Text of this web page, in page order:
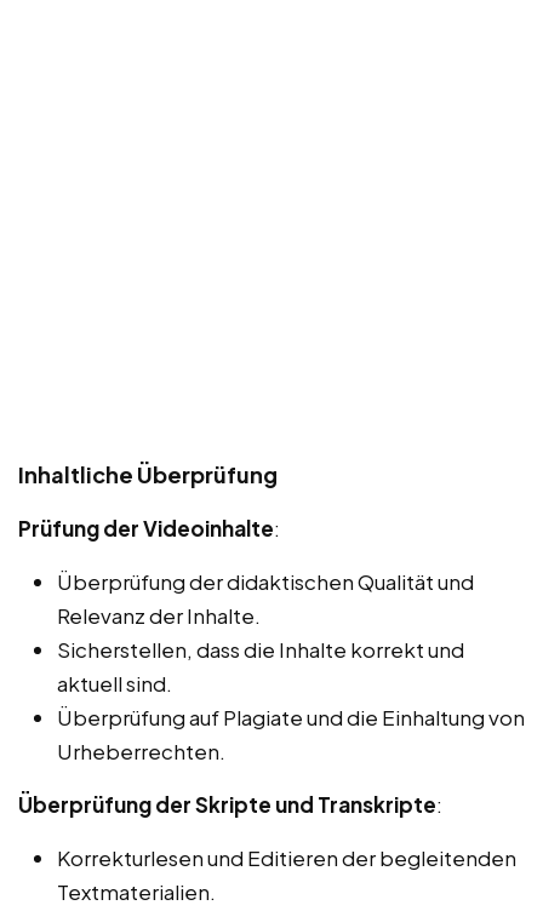
Inhaltliche Überprüfung
Prüfung der Videoinhalte:
Überprüfung der didaktischen Qualität und
Relevanz der Inhalte.
Sicherstellen, dass die Inhalte korrekt und
aktuell sind.
Überprüfung auf Plagiate und die Einhaltung von
Urheberrechten.
Überprüfung der Skripte und Transkripte:
Korrekturlesen und Editieren der begleitenden
Textmaterialien.